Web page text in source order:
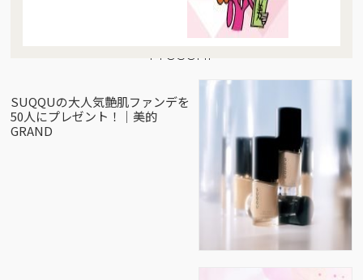
Present
SUQQUの大人気艶肌ファンデを
50人にプレゼント！｜美的
GRAND